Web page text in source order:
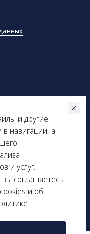
и другие
навигации, а
и услуг.
соглашаетесь
и об
касающаяся
складе, стоимости
и ни при каких
определяемой
кодекса РФ.